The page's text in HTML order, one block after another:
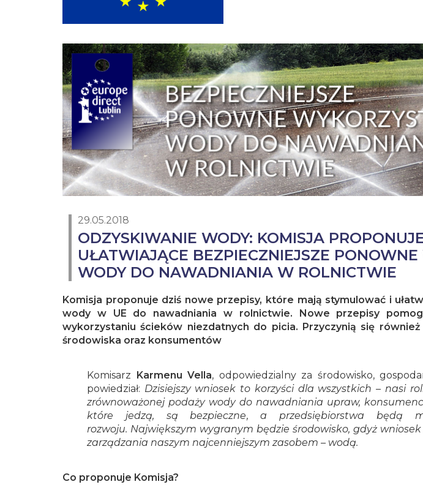
29.05.2018
ODZYSKIWANIE WODY: KOMISJA
UŁATWIAJĄCE BEZPIECZNIEJSZE
WODY DO NAWADNIANIA W ROLNICTWIE
Komisja proponuje dziś nowe przepisy, które mają stymulować i
wody w UE do nawadniania w rolnictwie. Nowe przepisy
wykorzystaniu ścieków niezdatnych do picia. Przyczynią się
środowiska oraz konsumentów
Komisarz Karmenu Vella, odpowiedzialny za środowisko,
powiedział: Dzisiejszy wniosek to korzyści dla wszystkich – nasi
zrównoważonej podaży wody do nawadniania upraw,
które jedzą, są bezpieczne, a przedsiębiorstwa będą
rozwoju. Największym wygranym będzie środowisko, gdyż
zarządzania naszym najcenniejszym zasobem – wodą.
Co proponuje Komisja?